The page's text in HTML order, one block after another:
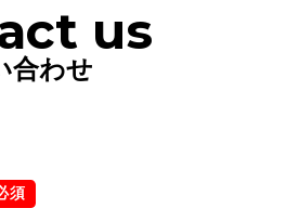
us
合わせ